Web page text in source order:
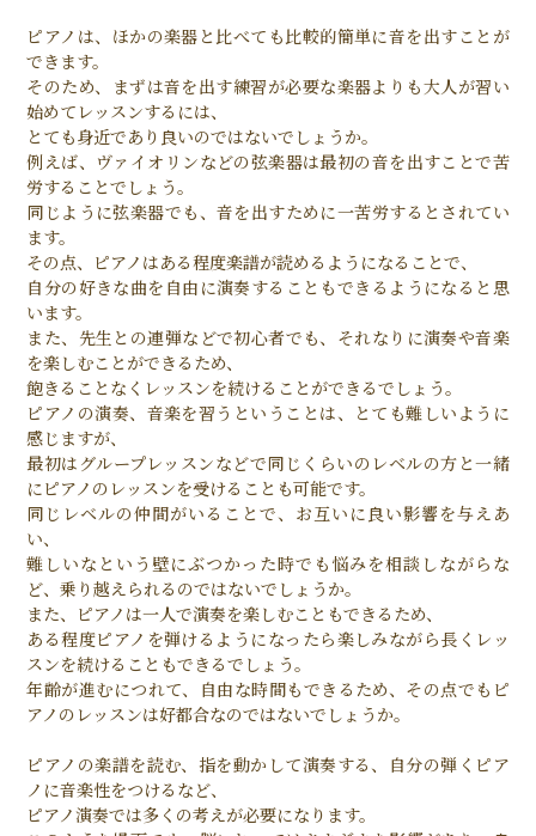
ピアノは、ほかの楽器と比べても比較的簡単に音を出すことが
できます。
そのため、まずは音を出す練習が必要な楽器よりも大人が習い
始めてレッスンするには、
とても身近であり良いのではないでしょうか。
例えば、ヴァイオリンなどの弦楽器は最初の音を出すことで苦
労することでしょう。
同じように弦楽器でも、音を出すために一苦労するとされてい
ます。
その点、ピアノはある程度楽譜が読めるようになることで、
自分の好きな曲を自由に演奏することもできるようになると思
います。
また、先生との連弾などで初心者でも、それなりに演奏や音楽
を楽しむことができるため、
飽きることなくレッスンを続けることができるでしょう。
ピアノの演奏、音楽を習うということは、とても難しいように
感じますが、
最初はグループレッスンなどで同じくらいのレベルの方と一緒
にピアノのレッスンを受けることも可能です。
同じレベルの仲間がいることで、お互いに良い影響を与えあ
い、
難しいなという壁にぶつかった時でも悩みを相談しながらな
ど、乗り越えられるのではないでしょうか。
また、ピアノは一人で演奏を楽しむこともできるため、
ある程度ピアノを弾けるようになったら楽しみながら長くレッ
スンを続けることもできるでしょう。
年齢が進むにつれて、自由な時間もできるため、その点でもピ
アノのレッスンは好都合なのではないでしょうか。
ピアノの楽譜を読む、指を動かして演奏する、自分の弾くピア
ノに音楽性をつけるなど、
ピアノ演奏では多くの考えが必要になります。